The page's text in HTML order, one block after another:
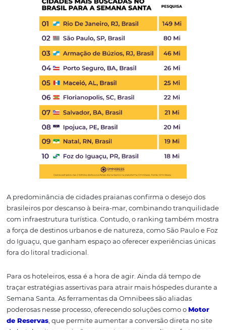
como São Paulo (SP), um centro urbano que se firma
destino estratégico para quem busca uma viagem na
repleta de cultura, gastronomia e mobilidade, e Foz do
(PR), que atrai visitantes interessados em ecoturismo e
religioso.
Com base nas buscas registradas na plataforma
destinos mais procurados para a Semana Santa 2025